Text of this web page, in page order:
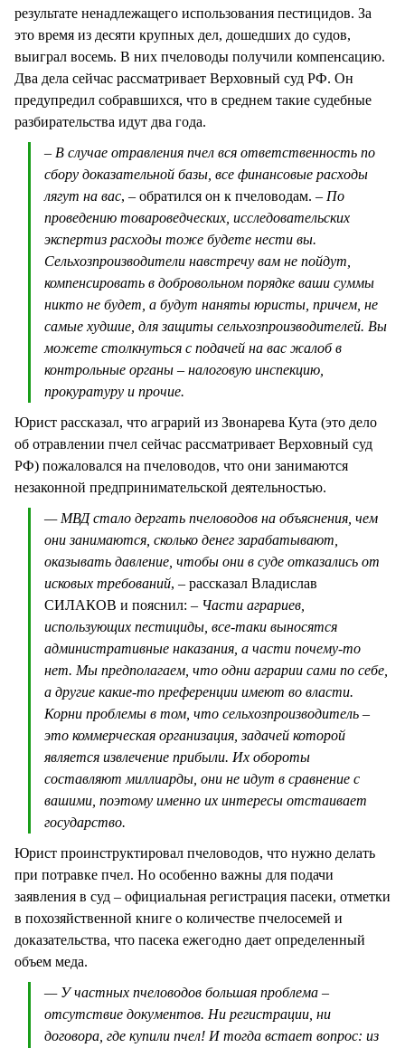
результате ненадлежащего использования пестицидов. За
это время из десяти крупных дел, дошедших до судов,
выиграл восемь. В них пчеловоды получили компенсацию.
Два дела сейчас рассматривает Верховный суд РФ. Он
предупредил собравшихся, что в среднем такие судебные
разбирательства идут два года.
– В случае отравления пчел вся ответственность по
сбору доказательной базы, все финансовые расходы
лягут на вас, – обратился он к пчеловодам. – По
проведению товароведческих, исследовательских
экспертиз расходы тоже будете нести вы.
Сельхозпроизводители навстречу вам не пойдут,
компенсировать в добровольном порядке ваши суммы
никто не будет, а будут наняты юристы, причем, не
самые худшие, для защиты сельхозпроизводителей. Вы
можете столкнуться с подачей на вас жалоб в
контрольные органы – налоговую инспекцию,
прокуратуру и прочие.
Юрист рассказал, что аграрий из Звонарева Кута (это дело
об отравлении пчел сейчас рассматривает Верховный суд
РФ) пожаловался на пчеловодов, что они занимаются
незаконной предпринимательской деятельностью.
— МВД стало дергать пчеловодов на объяснения, чем
они занимаются, сколько денег зарабатывают,
оказывать давление, чтобы они в суде отказались от
исковых требований, – рассказал Владислав
СИЛАКОВ и пояснил: – Части аграриев,
использующих пестициды, все-таки выносятся
административные наказания, а части почему-то
нет. Мы предполагаем, что одни аграрии сами по себе,
а другие какие-то преференции имеют во власти.
Корни проблемы в том, что сельхозпроизводитель –
это коммерческая организация, задачей которой
является извлечение прибыли. Их обороты
составляют миллиарды, они не идут в сравнение с
вашими, поэтому именно их интересы отстаивает
государство.
Юрист проинструктировал пчеловодов, что нужно делать
при потравке пчел. Но особенно важны для подачи
заявления в суд – официальная регистрация пасеки, отметки
в похозяйственной книге о количестве пчелосемей и
доказательства, что пасека ежегодно дает определенный
объем меда.
— У частных пчеловодов большая проблема –
отсутствие документов. Ни регистрации, ни
договора, где купили пчел! И тогда встает вопрос: из